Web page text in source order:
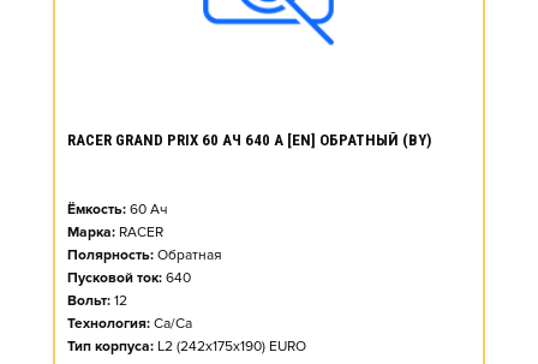
RACER GRAND PRIX 60 АЧ 640 А [EN] ОБРАТНЫЙ (BY)
Ёмкость: 60 Ач
Марка: RACER
Полярность: Обратная
Пусковой ток: 640
Вольт: 12
Технология: Ca/Ca
Тип корпуса: L2 (242x175x190) EURO